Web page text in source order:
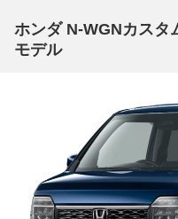
ホンダ N-WGNカスタ
モデル